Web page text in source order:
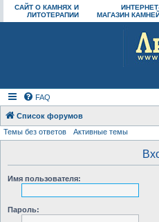
САЙТ О КАМНЯХ И
ЛИТОТЕРАПИИ
МАГАЗИН
FAQ
Список форумов
Темы без ответов Активные темы
Имя пользователя:
Пароль: